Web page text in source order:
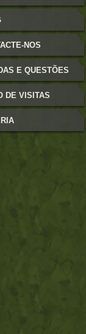
NOS
E QUESTÕES
DE VISITAS